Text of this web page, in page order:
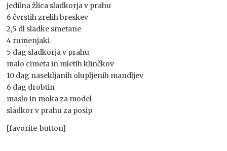
jedilna žlica sladkorja v prahu
6 čvrstih zrelih breskev
2,5 dl sladke smetane
4 rumenjaki
5 dag sladkorja v prahu
malo cimeta in mletih klinčkov
10 dag nasekljanih olupljenih mandljev
6 dag drobtin
maslo in moka za model
sladkor v prahu za posip
[favorite_button]